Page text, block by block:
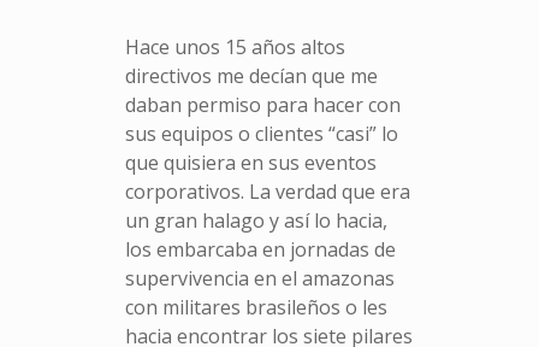
Hace unos 15 años altos
directivos me decían que me
daban permiso para hacer con
sus equipos o clientes “casi” lo
que quisiera en sus eventos
corporativos. La verdad que era
un gran halago y así lo hacia,
los embarcaba en jornadas de
supervivencia en el amazonas
con militares brasileños o les
hacia encontrar los siete pilares